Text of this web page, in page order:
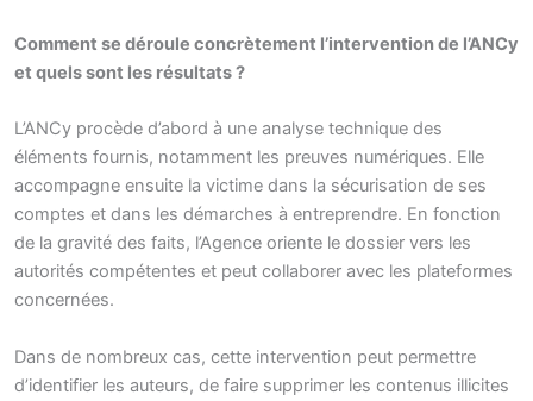
Comment se déroule concrètement l’intervention de l’ANCy
et quels sont les résultats ?
L’ANCy procède d’abord à une analyse technique des
éléments fournis, notamment les preuves numériques. Elle
accompagne ensuite la victime dans la sécurisation de ses
comptes et dans les démarches à entreprendre. En fonction
de la gravité des faits, l’Agence oriente le dossier vers les
autorités compétentes et peut collaborer avec les plateformes
concernées.
Dans de nombreux cas, cette intervention peut permettre
d’identifier les auteurs, de faire supprimer les contenus illicites